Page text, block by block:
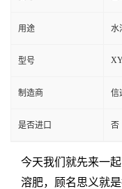
用途 水
型号
制造商 信
是否进口 否
今天我们就先来一
溶肥，顾名思义就